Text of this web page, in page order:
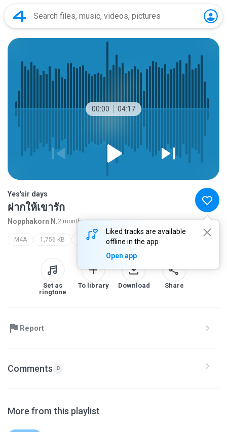
00:00 04:17
Liked tracks are available
offline in the app
Open app
Yes'sir days
ฝากให้เขารัก
Nopphakorn N.2 months agomore...
M4A 1,756 KB ฝากให้เขารัก - single yes'sir days
Set as
ringtone
To library Download Share
Report
Comments 0
More from this playlist